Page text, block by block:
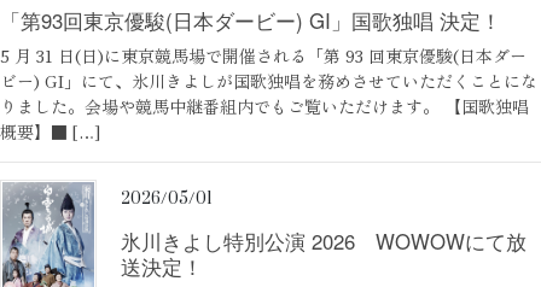
「第93回東京優駿(⽇本ダービー) GI」国歌独唱 決定！
5 月 31 日(日)に東京競馬場で開催される「第 93 回東京優駿(日本ダー
ビー) GI」にて、氷川きよしが国歌独唱を務めさせていただくことにな
りました。会場や競馬中継番組内でもご覧いただけます。 【国歌独唱
概要】■ […]
2026/05/01
氷川きよし特別公演 2026 WOWOWにて放
送決定！